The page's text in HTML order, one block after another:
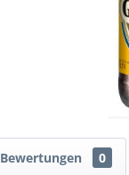
Bewertungen 0